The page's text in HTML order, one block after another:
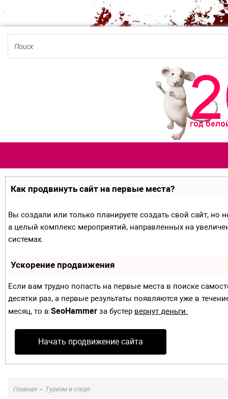
Как продвинуть сайт на первые места?
Вы создали или только планируете создать свой сайт, но
а целый комплекс мероприятий, направленных на
системах.
Ускорение продвижения
Если вам трудно попасть на первые места в поиске
десятки раз, а первые результаты появляются уже в
месяц, то в SeoHammer за бустер вернут деньги.
Начать продвижение сайта
Главная » Туризм и спорт